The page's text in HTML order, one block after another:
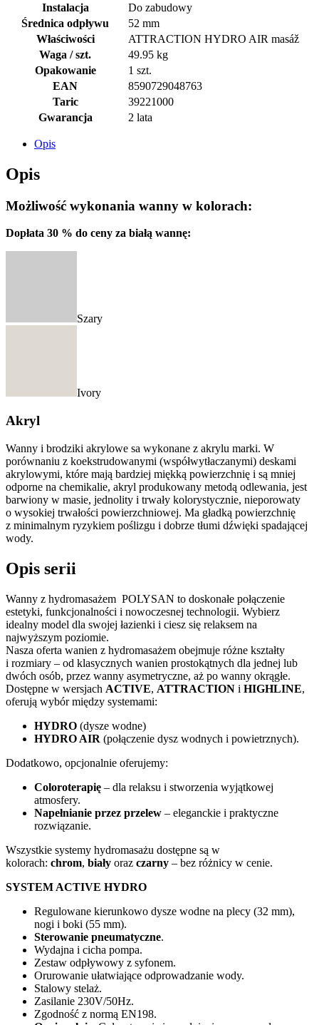
Instalacja
Do zabudowy
Średnica odpływu
52 mm
Właściwości
ATTRACTION HYDRO AIR masáž
Waga / szt.
49.95 kg
Opakowanie
1 szt.
EAN
8590729048763
Taric
39221000
Gwarancja
2 lata
Opis
Opis
Możliwość wykonania wanny w kolorach:
Dopłata 30 % do ceny za białą wannę:
Szary
Ivory
Akryl
Wanny i brodziki akrylowe sa wykonane z akrylu marki. W
porównaniu z koekstrudowanymi (współwytłaczanymi) deskami
akrylowymi, które mają bardziej miękką powierzchnię i są mniej
odporne na chemikalie, akryl produkowany metodą odlewania, jest
barwiony w masie, jednolity i trwały kolorystycznie, nieporowaty
o wysokiej trwałości powierzchniowej. Ma gładką powierzchnię
z minimalnym ryzykiem poślizgu i dobrze tłumi dźwięki spadającej
wody.
Opis serii
Wanny z hydromasażem POLYSAN to doskonałe połączenie
estetyki, funkcjonalności i nowoczesnej technologii. Wybierz
idealny model dla swojej łazienki i ciesz się relaksem na
najwyższym poziomie.
Nasza oferta wanien z hydromasażem obejmuje różne kształty
i rozmiary – od klasycznych wanien prostokątnych dla jednej lub
dwóch osób, przez wanny asymetryczne, aż po wanny okrągłe.
Dostępne w wersjach ACTIVE, ATTRACTION i HIGHLINE,
oferują wybór między systemami:
HYDRO (dysze wodne)
HYDRO AIR (połączenie dysz wodnych i powietrznych).
Dodatkowo, opcjonalnie oferujemy:
Coloroterapię – dla relaksu i stworzenia wyjątkowej
atmosfery.
Napełnianie przez przelew – eleganckie i praktyczne
rozwiązanie.
Wszystkie systemy hydromasażu dostępne są w
kolorach: chrom, biały oraz czarny – bez różnicy w cenie.
SYSTEM ACTIVE HYDRO
Regulowane kierunkowo dysze wodne na plecy (32 mm),
nogi i boki (55 mm).
Sterowanie pneumatyczne.
Wydajna i cicha pompa.
Zestaw odpływowy z syfonem.
Orurowanie ułatwiające odprowadzanie wody.
Stalowy stelaż.
Zasilanie 230V/50Hz.
Zgodność z normą EN198.